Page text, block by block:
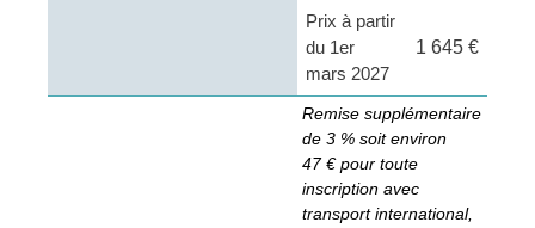
Prix à partir
du 1er
mars 2027
1 645 €
Remise supplémentaire
de 3 % soit environ
47 € pour toute
inscription avec
transport international,